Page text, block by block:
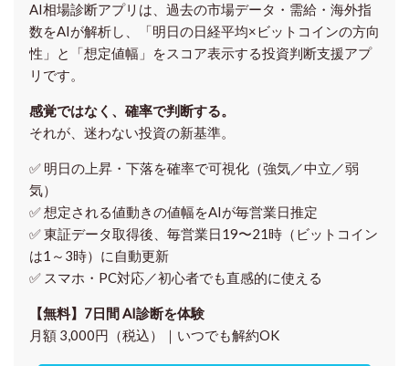
AI相場診断アプリは、過去の市場データ・需給・海外指
数をAIが解析し、「明日の日経平均×ビットコインの方向
性」と「想定値幅」をスコア表示する投資判断支援アプ
リです。
感覚ではなく、確率で判断する。
それが、迷わない投資の新基準。
✅ 明日の上昇・下落を確率で可視化（強気／中立／弱
気）
✅ 想定される値動きの値幅をAIが毎営業日推定
✅ 東証データ取得後、 毎営業日19〜21時（ビットコイン
は1～3時）に自動更新
✅ スマホ・PC対応／初心者でも直感的に使える
【無料】7日間 AI診断を体験
月額 3,000円（税込）｜いつでも解約OK